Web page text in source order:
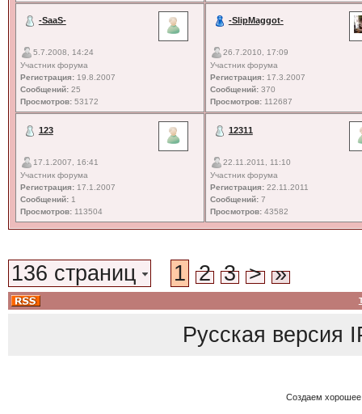
-SaaS-
5.7.2008, 14:24
Участник форума
Регистрация:19.8.2007
Сообщений:25
Просмотров:53172
-SlipMaggot-
26.7.2010, 17:09
Участник форума
Регистрация:17.3.2007
Сообщений:370
Просмотров:112687
123
17.1.2007, 16:41
Участник форума
Регистрация:17.1.2007
Сообщений:1
Просмотров:113504
12311
22.11.2011, 11:10
Участник форума
Регистрация:22.11.2011
Сообщений:7
Просмотров:43582
136 страниц 1 2 3 > »
Русская версия
Создаем